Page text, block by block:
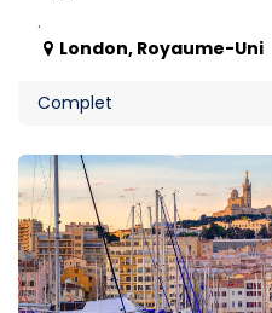
.
London, Royaume-Uni
Complet